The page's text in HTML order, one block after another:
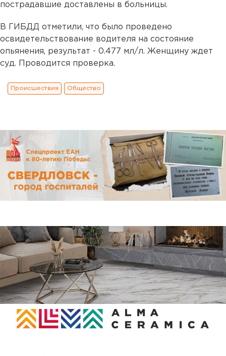
пострадавшие доставлены в больницы.
В ГИБДД отметили, что было проведено
освидетельствование водителя на состояние
опьянения, результат - 0.477 мл/л. Женщину ждет
суд. Проводится проверка.
Происшествия Общество